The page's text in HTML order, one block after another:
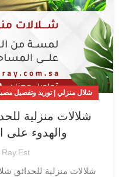
شلال منزلي | توريد وتفصيل
شلالات منزلية
والهدوء على
شلالات منزلية للحدائق